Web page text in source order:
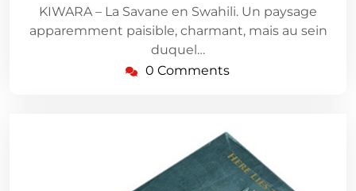
KIWARA – La Savane en Swahili. Un paysage
apparemment paisible, charmant, mais au sein
duquel…
0 Comments